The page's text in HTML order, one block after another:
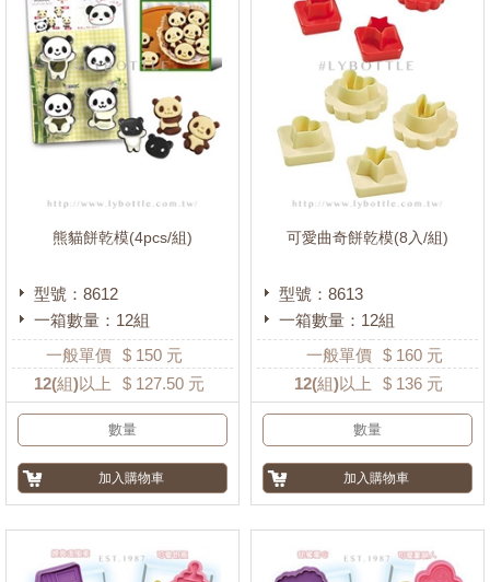
熊貓餅乾模(4pcs/組)
型號：8612
一箱數量：12組
一般單價 $ 150 元
12(組)以上 $ 127.50 元
可愛曲奇餅乾模(8入/組)
型號：8613
一箱數量：12組
一般單價 $ 160 元
12(組)以上 $ 136 元